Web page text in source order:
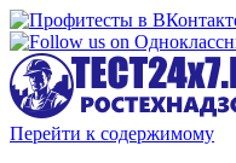
Перейти к содержимому